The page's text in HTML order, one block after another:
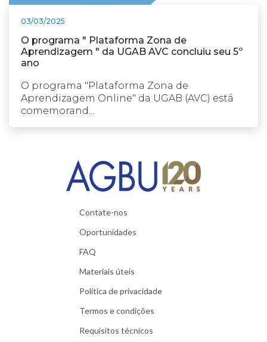
03/03/2025
O programa " Plataforma Zona de
Aprendizagem " da UGAB AVC concluiu seu 5º
ano
O programa "Plataforma Zona de
Aprendizagem Online" da UGAB (AVC) está
comemorand...
Contate-nos
Oportunidades
FAQ
Materiais úteis
Política de privacidade
Termos e condições
Requisitos técnicos